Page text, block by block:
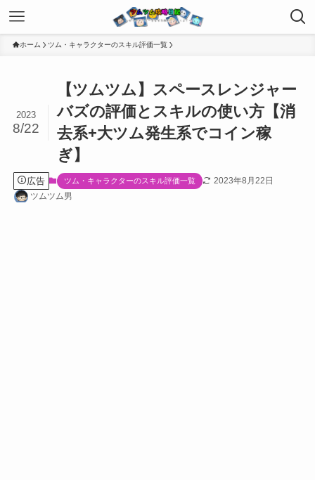
ホーム ツム・キャラクターのスキル評価一覧
【ツムツム】スペースレンジャー
バズの評価とスキルの使い方【消
去系+大ツム発生系でコイン稼
ぎ】
2023
8/22
広告 ツム・キャラクターのスキル評価一覧
2023年8月22日
ツムツム男